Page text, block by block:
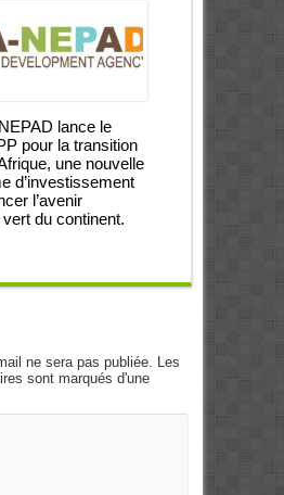
lance le
pour la transition
une nouvelle
d’investissement
l’avenir
du continent.
ne sera pas publiée. Les
sont marqués d'une